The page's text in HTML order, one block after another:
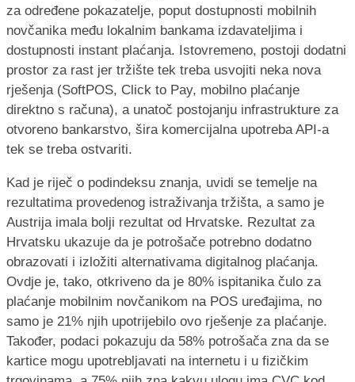
za određene pokazatelje, poput dostupnosti mobilnih
novčanika među lokalnim bankama izdavateljima i
dostupnosti instant plaćanja. Istovremeno, postoji dodatni
prostor za rast jer tržište tek treba usvojiti neka nova
rješenja (SoftPOS, Click to Pay, mobilno plaćanje
direktno s računa), a unatoč postojanju infrastrukture za
otvoreno bankarstvo, šira komercijalna upotreba API-a
tek se treba ostvariti.
Kad je riječ o podindeksu znanja, uvidi se temelje na
rezultatima provedenog istraživanja tržišta, a samo je
Austrija imala bolji rezultat od Hrvatske. Rezultat za
Hrvatsku ukazuje da je potrošače potrebno dodatno
obrazovati i izložiti alternativama digitalnog plaćanja.
Ovdje je, tako, otkriveno da je 80% ispitanika čulo za
plaćanje mobilnim novčanikom na POS uređajima, no
samo je 21% njih upotrijebilo ovo rješenje za plaćanje.
Također, podaci pokazuju da 58% potrošača zna da se
kartice mogu upotrebljavati na internetu i u fizičkim